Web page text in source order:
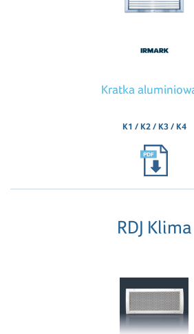
Kratka
K1 / K2 / K3 / K4
RDJ Klima